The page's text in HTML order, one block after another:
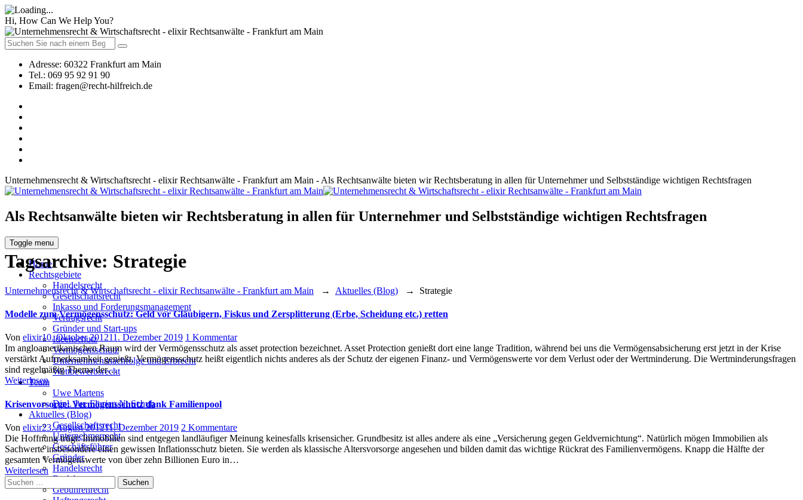
Hi, How Can We Help You?
Adresse: 60322 Frankfurt am Main
Tel.: 069 95 92 91 90
Email: fragen@recht-hilfreich.de
Unternehmensrecht & Wirtschaftsrecht - elixir Rechtsanwälte - Frankfurt am Main - Als Rechtsanwälte bieten wir Rechtsberatung in allen für Unternehmer und Selbstständige wichtigen Rechtsfragen
Als Rechtsanwälte bieten wir Rechtsberatung in allen für Unternehmer und Selbstständige wichtigen Rechtsfragen
Toggle menu
Home
Rechtsgebiete
Handelsrecht
Gesellschaftsrecht
Inkasso und Forderungsmanagement
Vertragsrecht
Gründer und Start-ups
Ideenschutz
Vermögensschutz
Unternehmensnachfolge und Erbrecht
Wettbewerbsrecht
Team
Uwe Martens
Dipl. Jur. Florian N. Schuh
Aktuelles (Blog)
Gesellschaftsrecht
Unternehmerrecht
Geschäftsführer
Gründer
Handelsrecht
Darlehen
Gebührenrecht
Tagsarchive: Strategie
Unternehmensrecht & Wirtschaftsrecht - elixir Rechtsanwälte - Frankfurt am Main → Aktuelles (Blog) → Strategie
Modelle zum Vermögensschutz: Geld vor Gläubigern, Fiskus und Zersplitterung (Erbe, Scheidung etc.) retten
Author
Von elixirPosted
on
10. Oktober 201211. Dezember 2019 1 Kommentarzu
Modelle
zum
Zersplitterung
(Erbe,
Scheidung
etc.)
Im angloamerikanischen Raum wird der Vermögensschutz als asset protection bezeichnet. Asset Protection genießt dort eine lange Tradition, während bei uns die Vermögensabsicherung erst jetzt in der Krise
verstärkt Aufmerksamkeit genießt. Vermögensschutz heißt eigentlich nichts anderes als der Schutz der eigenen Finanz- und Vermögenswerte vor dem Verlust oder der Wertminderung. Die Wertminderungsfragen
sind regelmäßig Thema der…
Weiterlesen
Krisenvorsorge: Vermögensschutz dank Familienpool
Author
Von elixirPosted
on
23. August 201211. Dezember 2019 2 Kommentarezu
Krisenvorsorge:
Vermögensschutz
Die Hoffnung trügt: Immobilien sind entgegen landläufiger Meinung keinesfalls krisensicher. Grundbesitz ist alles andere als eine „Versicherung gegen Geldvernichtung“. Natürlich mögen Immobilien als
Sachwerte insbesondere einen gewissen Inflationsschutz bieten. Sie werden als klassische Altersvorsorge angesehen und bilden damit das wichtige Rückrat des Familienvermögens. Knapp die Hälfte der
gesamten Vermögenswerte von über zehn Billionen Euro in…
Weiterlesen
Suchen
nach: